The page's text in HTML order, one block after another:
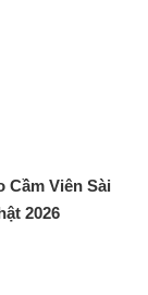
Cầm Viên Sài
2026